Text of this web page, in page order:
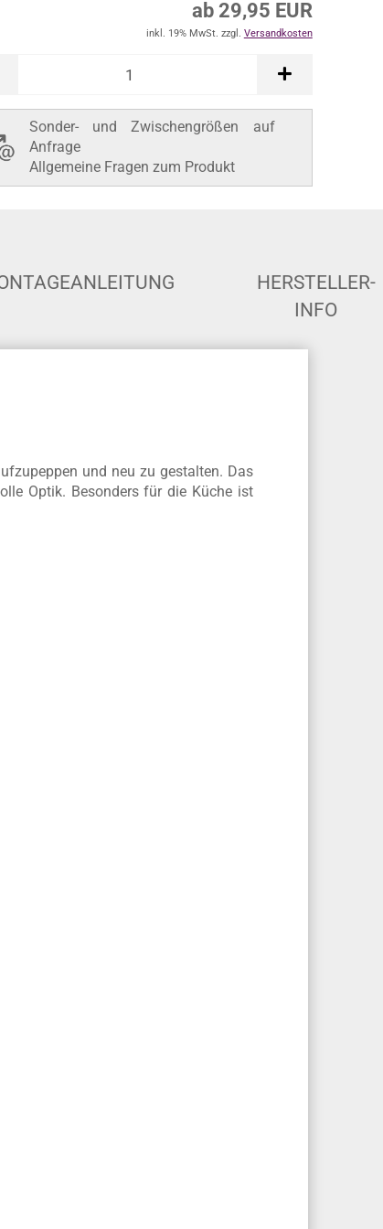
ab 29,95 EUR
inkl. 19% MwSt. zzgl. Versandkosten
Sonder- und Zwischengrößen auf
Anfrage
Allgemeine Fragen zum Produkt
HERSTELLER-
INFO
und neu zu gestalten. Das
Optik. Besonders für die Küche ist